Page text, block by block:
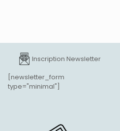
Inscription Newsletter
[newsletter_form
type="minimal"]